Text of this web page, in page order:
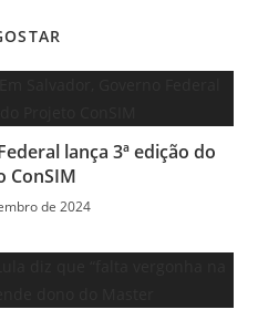
lança 3ª edição do
ConSIM
de 2024